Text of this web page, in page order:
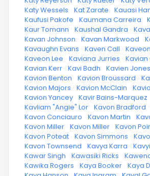
· Katy Wessels · Kat Zarate · Kauasi
· Kaufusi Pakofe · Kaumana Carreira ·
· Kaur Tomann · Kaushal Gandra ·
· Kavan Johnson · Kavan Markwood ·
· Kavaughn Evans · Kaven Call ·
· Kaveon Lee · Kaviana Jurries · Kavian
· Kavian Kerr · Kavi Badh · Kavien Jones
· Kavion Benton · Kavion Broussard ·
· Kavion Majors · Kavion McClain ·
· Kavion Yancey · Kavir Bains-Marquez
· Kavliam "Angie" Lor · Kavon Bradford ·
· Kavon Conciauro · Kavon Martin ·
· Kavon Miller · Kavon Miller · Kavon
· Kavon Poteat · Kavon Simmons ·
· Kavon Townsend · Kavya Karra ·
· Kawar Singh · Kawasiki Ricks ·
· Kawika Rogers · Kaya Booker · Kaya